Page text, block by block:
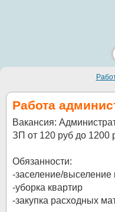
Работа
Вакансия:
ЗП от 120 руб до 1200
Обязанности:
-заселение/выселение
-уборка квартир
-закупка расходных